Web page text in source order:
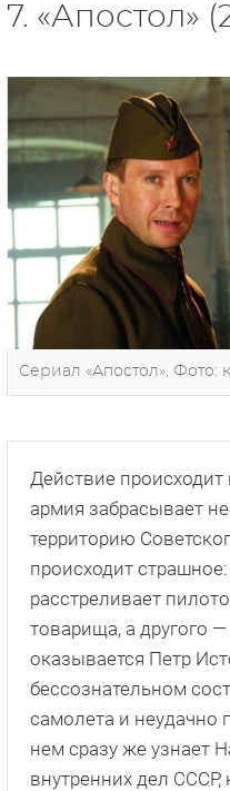
7. «Апостол»
Сериал «Апостол». Фото:
Действие происходит
армия забрасывает
территорию
происходит
расстреливает
товарища, а другого
оказывается Петр
бессознательном
самолета и неудачно
нем сразу же узнает
внутренних дел